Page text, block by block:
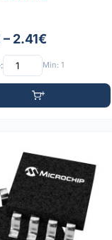
2.41€
Min: 1